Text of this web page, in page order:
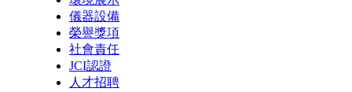
儀器設備
榮譽獎項
社會責任
JCI認證
人才招聘